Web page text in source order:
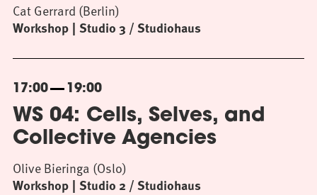
Workshop Studio 3 / Studiohaus
Cat Gerrard (Berlin)
17:00 19:00
WS 04: Cells, Selves, and
Collective Agencies
Workshop Studio 2 / Studiohaus
Olive Bieringa (Oslo)